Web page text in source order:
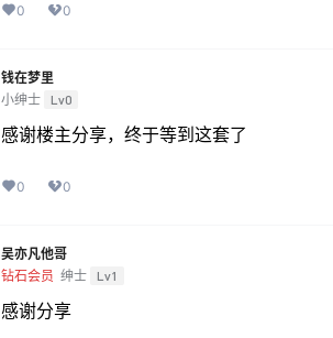
0 0
钱在梦里
小绅士 Lv0
感谢楼主分享，终于等到这套了
0 0
吴亦凡他哥
钻石会员 绅士 Lv1
感谢分享